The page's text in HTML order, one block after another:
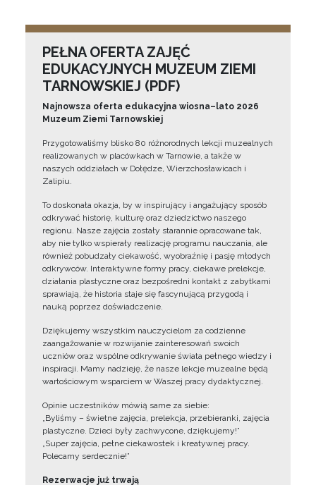
PEŁNA OFERTA ZAJĘĆ
EDUKACYJNYCH MUZEUM ZIEMI
TARNOWSKIEJ (PDF)
Najnowsza oferta edukacyjna wiosna–lato 2026
Muzeum Ziemi Tarnowskiej
Przygotowaliśmy blisko 80 różnorodnych lekcji muzealnych
realizowanych w placówkach w Tarnowie, a także w
naszych oddziałach w Dołędze, Wierzchosławicach i
Zalipiu.
To doskonała okazja, by w inspirujący i angażujący sposób
odkrywać historię, kulturę oraz dziedzictwo naszego
regionu. Nasze zajęcia zostały starannie opracowane tak,
aby nie tylko wspierały realizację programu nauczania, ale
również pobudzały ciekawość, wyobraźnię i pasję młodych
odkrywców. Interaktywne formy pracy, ciekawe prelekcje,
działania plastyczne oraz bezpośredni kontakt z zabytkami
sprawiają, że historia staje się fascynującą przygodą i
nauką poprzez doświadczenie.
Dziękujemy wszystkim nauczycielom za codzienne
zaangażowanie w rozwijanie zainteresowań swoich
uczniów oraz wspólne odkrywanie świata pełnego wiedzy i
inspiracji. Mamy nadzieję, że nasze lekcje muzealne będą
wartościowym wsparciem w Waszej pracy dydaktycznej.
Opinie uczestników mówią same za siebie:
„Byliśmy – świetne zajęcia, prelekcja, przebieranki, zajęcia
plastyczne. Dzieci były zachwycone, dziękujemy!”
„Super zajęcia, pełne ciekawostek i kreatywnej pracy.
Polecamy serdecznie!”
Rezerwacje już trwają